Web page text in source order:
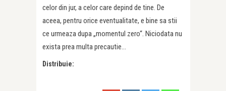
celor din jur, a celor care depind de tine. De
aceea, pentru orice eventualitate, e bine sa stii
ce urmeaza dupa „momentul zero“. Niciodata nu
exista prea multa precautie…
Distribuie: